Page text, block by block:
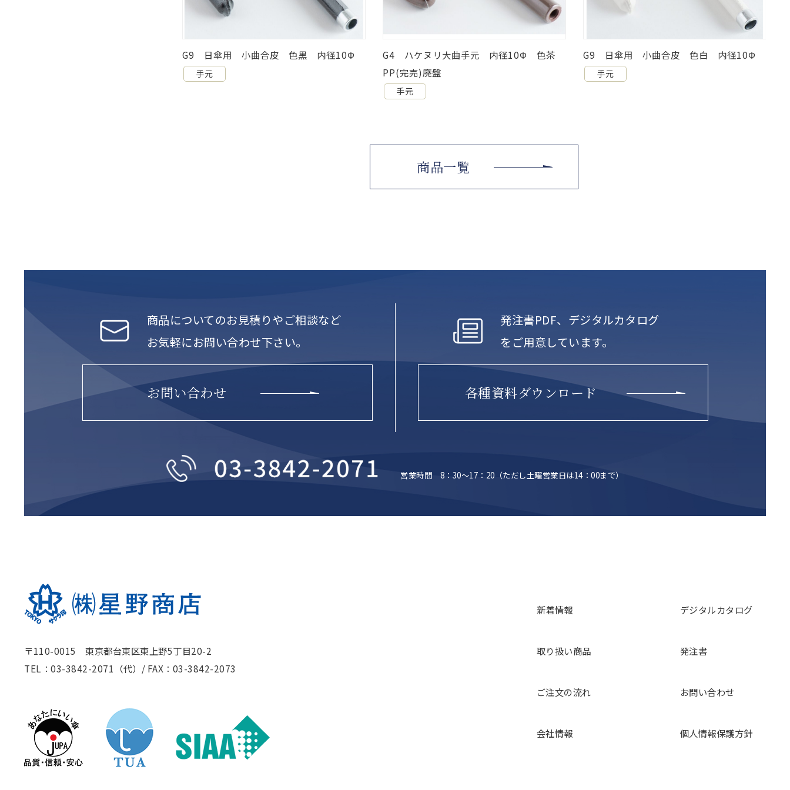
G4 ハケヌリ大曲手元 内径10Φ 色茶
PP(完売)廃盤
G9 日傘用 小曲合皮 色白 内径10Φ
手元
G4 ハケヌリ大曲手元 内径12/14Φ 色
茶PP
商品一覧
商品についてのお見積りやご相談など
お気軽にお問い合わせ下さい。
お問い合わせ
発注書PDF、デジタルカタログ
をご用意しています。
各種資料ダウンロード
営業時間 8：30～17：20 （ただし土曜営業日は14：00まで）
〒110-0015 東京都台東区東上野5丁目20-2
TEL：03-3842-2071（代） / FAX：03-3842-2073
新着情報 デジタルカタログ
取り扱い商品 発注書
ご注文の流れ お問い合わせ
会社情報 個人情報保護方針